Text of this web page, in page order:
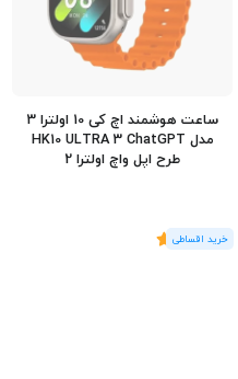
ساعت هوشمند اچ کی 10 اولترا 3
مدل HK10 ULTRA 3 ChatGPT
طرح اپل واچ اولترا 2
(1رای)
5